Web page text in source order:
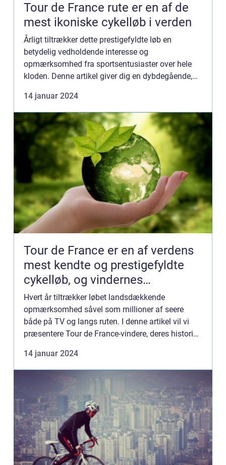
Tour de France rute er en af de
mest ikoniske cykelløb i verden
Årligt tiltrækker dette prestigefyldte løb en
betydelig vedholdende interesse og
opmærksomhed fra sportsentusiaster over hele
kloden. Denne artikel giver dig en dybdegående,
inklusive dens historie og udv...
14 januar 2024
Tour de France er en af verdens
mest kendte og prestigefyldte
cykelløb, og vindernes
præstationer er noget, der altid
vækker stor interesse
Hvert år tiltrækker løbet landsdækkende
opmærksomhed såvel som millioner af seere
både på TV og langs ruten. I denne artikel vil vi
præsentere Tour de France-vindere, deres historie
vindere er de ryttere,...
14 januar 2024